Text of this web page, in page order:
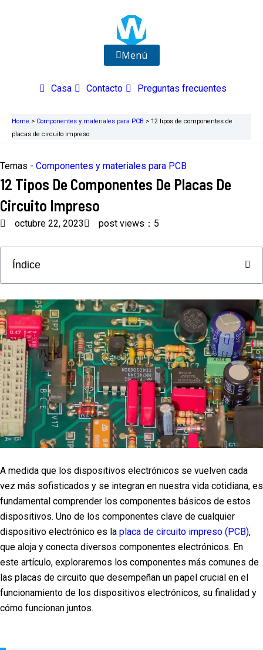
Menú
Casa Contacto Preguntas frecuentes
Home > Componentes y materiales para PCB > 12 tipos de componentes de
placas de circuito impreso
Temas - Componentes y materiales para PCB
12 Tipos De Componentes De Placas De
Circuito Impreso
octubre 22, 2023 post views：5
Índice
A medida que los dispositivos electrónicos se vuelven cada
vez más sofisticados y se integran en nuestra vida cotidiana, es
fundamental comprender los componentes básicos de estos
dispositivos. Uno de los componentes clave de cualquier
dispositivo electrónico es la placa de circuito impreso (PCB),
que aloja y conecta diversos componentes electrónicos. En
este artículo, exploraremos los componentes más comunes de
las placas de circuito que desempeñan un papel crucial en el
funcionamiento de los dispositivos electrónicos, su finalidad y
cómo funcionan juntos.